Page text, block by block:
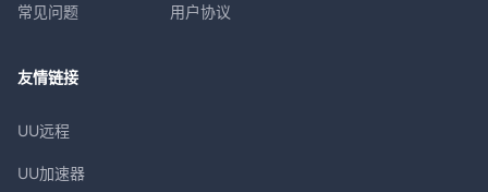
常见问题 用户协议
友情链接
UU远程
UU加速器